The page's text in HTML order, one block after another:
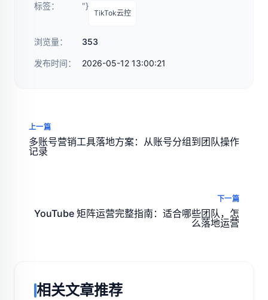
标签： "}
TikTok云控
浏览量： 353
发布时间： 2026-05-12 13:00:21
上一篇
多账号营销工具落地方案：从账号分组到团队操作
记录
下一篇
YouTube 矩阵运营完整指南：适合哪些团队，怎
么落地运营
相关文章推荐